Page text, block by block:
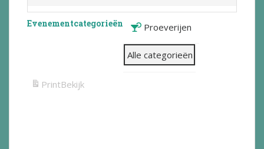
Evenementcategorieën Proeverijen
Alle categorieën
PrintBekijk